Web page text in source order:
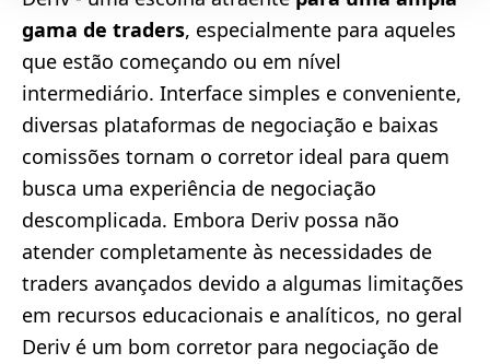
gama de traders, especialmente para aqueles
que estão começando ou em nível
intermediário. Interface simples e conveniente,
diversas plataformas de negociação e baixas
comissões tornam o corretor ideal para quem
busca uma experiência de negociação
descomplicada. Embora Deriv possa não
atender completamente às necessidades de
traders avançados devido a algumas limitações
em recursos educacionais e analíticos, no geral
Deriv é um bom corretor para negociação de